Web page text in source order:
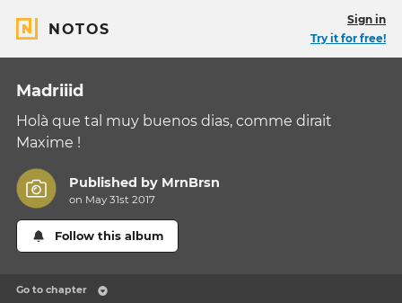
NOTOS
Sign in
Try it for free!
Madriiid
Holà que tal muy buenos dias, comme dirait
Maxime !
Published by MrnBrsn
on May 31st 2017
Follow this album
Go to chapter